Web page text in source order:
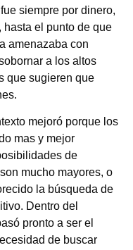
siempre por dinero,
el punto de que
amenazaba con
a los altos
que sugieren que
mejoró porque los
mas y mejor
de
mucho mayores, o
la búsqueda de
Dentro del
pronto a ser el
de buscar